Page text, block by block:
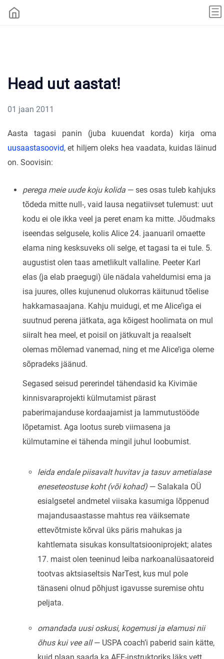
Head uut aastat!
01 jaan 2011
Aasta tagasi panin (juba kuuendat korda) kirja oma
uusaastasoovid, et hiljem oleks hea vaadata, kuidas läinud
on. Soovisin:
perega meie uude koju kolida — ses osas tuleb kahjuks
tõdeda mitte null-, vaid lausa negatiivset tulemust: uut
kodu ei ole ikka veel ja peret enam ka mitte. Jõudmaks
iseendas selgusele, kolis Alice 24. jaanuaril omaette
elama ning kesksuveks oli selge, et tagasi ta ei tule. 5.
augustist olen taas ametlikult vallaline. Peeter Karl
elas (ja elab praegugi) üle nädala vaheldumisi ema ja
isa juures, olles kujunenud olukorras käitunud tõelise
hakkamasaajana. Kahju muidugi, et me Alice’iga ei
suutnud perena jätkata, aga kõigest hoolimata on mul
siiralt hea meel, et poisil on jätkuvalt ja reaalselt
olemas mõlemad vanemad, ning et me Alice’iga oleme
sõpradeks jäänud.
Segased seisud pererindel tähendasid ka Kivimäe
kinnisvaraprojekti külmutamist pärast
paberimajanduse kordaajamist ja lammutustööde
lõpetamist. Aga lootus sureb viimasena ja
külmutamine ei tähenda mingil juhul loobumist.
leida endale piisavalt huvitav ja tasuv ametialase
eneseteostuse koht (või kohad) — Salakala OÜ
esialgsetel andmetel viisaka kasumiga lõppenud
majandusaastasse mahtus rea väiksemate
ettevõtmiste kõrval üks päris mahukas ja
kahtlemata sisukas konsultatsiooniprojekt; alates
17. maist olen teeninud leiba narkoanalüsaatoreid
tootvas aktsiaseltsis NarTest, kus mul pole
tänaseni olnud põhjust igavusse suremise ohtu
peljata.
omandada uusi oskusi, kogemusi ja elamusi nii
õhus kui vee all— USPA coach’i paberid sain kätte,